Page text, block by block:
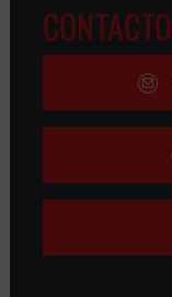
CONTACTO